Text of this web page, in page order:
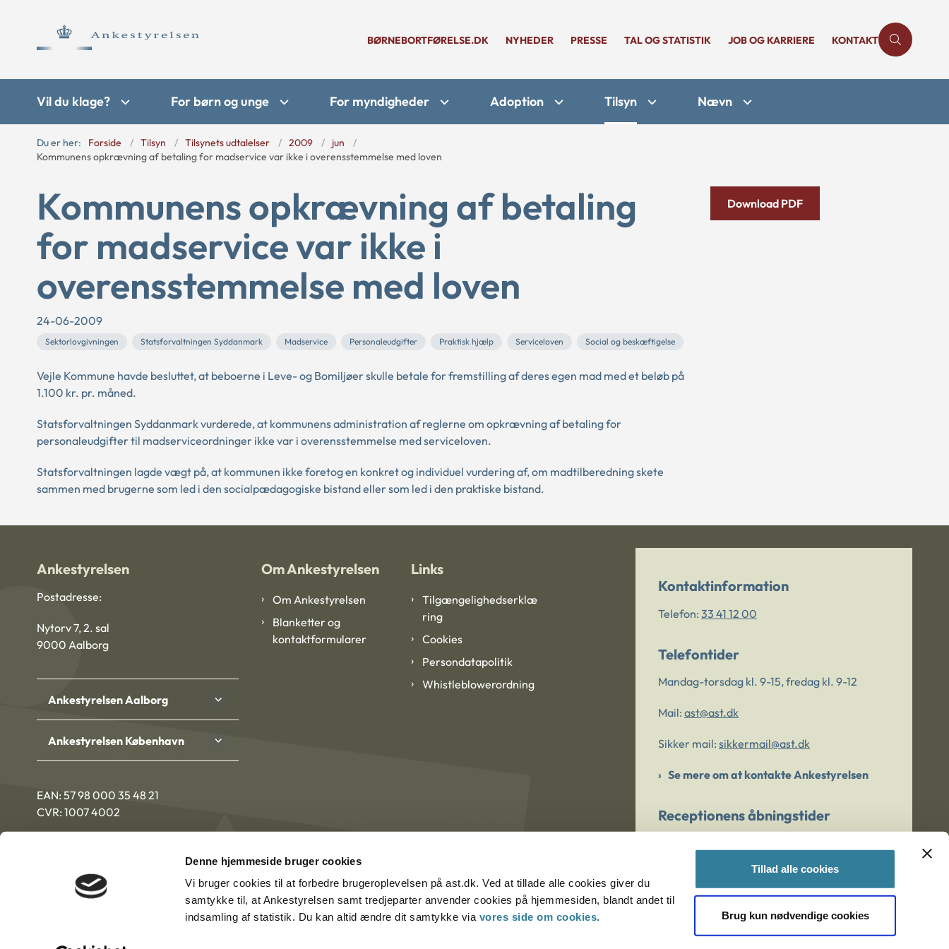
Denne hjemmeside bruger cookies
Vi bruger cookies til at forbedre brugeroplevelsen på ast.dk. Ved at tillade alle cookies giver du
samtykke til, at Ankestyrelsen samt tredjeparter anvender cookies på hjemmesiden, blandt andet til
indsamling af statistik. Du kan altid ændre dit samtykke via vores side om cookies.
Tillad alle cookies
Brug kun nødvendige cookies
BØRNEBORTFØRELSE.DK NYHEDER PRESSE TAL OG STATISTIK JOB OG KARRIERE KONTAKT
Vil du klage? For børn og unge For myndigheder Adoption Tilsyn Nævn
Du er her: Forside Tilsyn Tilsynets udtalelser 2009
jun
Kommunens opkrævning af betaling for madservice var ikke i overensstemmelse med loven
Kommunens opkrævning af betaling
for madservice var ikke i
overensstemmelse med loven
24-06-2009
Sektorlovgivningen Statsforvaltningen Syddanmark Madservice Personaleudgifter Praktisk hjælp Serviceloven Social og beskæftigelse
Vejle Kommune havde besluttet, at beboerne i Leve- og Bomiljøer skulle betale for fremstilling af deres egen mad med et beløb på
1.100 kr. pr. måned.
Statsforvaltningen Syddanmark vurderede, at kommunens administration af reglerne om opkrævning af betaling for
personaleudgifter til madserviceordninger ikke var i overensstemmelse med serviceloven.
Statsforvaltningen lagde vægt på, at kommunen ikke foretog en konkret og individuel vurdering af, om madtilberedning skete
sammen med brugerne som led i den socialpædagogiske bistand eller som led i den praktiske bistand.
Download PDF
Ankestyrelsen
Postadresse:
Nytorv 7, 2. sal
9000 Aalborg
Ankestyrelsen Aalborg
Ankestyrelsen København
EAN: 57 98 000 35 48 21
CVR: 1007 4002
Om Ankestyrelsen
Om Ankestyrelsen
Blanketter og
kontaktformularer
Links
Tilgængelighedserklæ
ring
Cookies
Persondatapolitik
Whistleblowerordning
Kontaktinformation
Telefon: 33 41 12 00
Telefontider
Mandag-torsdag kl. 9-15, fredag kl. 9-12
Mail: ast@ast.dk
Sikker mail: sikkermail@ast.dk
Se mere om at kontakte Ankestyrelsen
Receptionens åbningstider
Er du bekymret for et barn/en ung?